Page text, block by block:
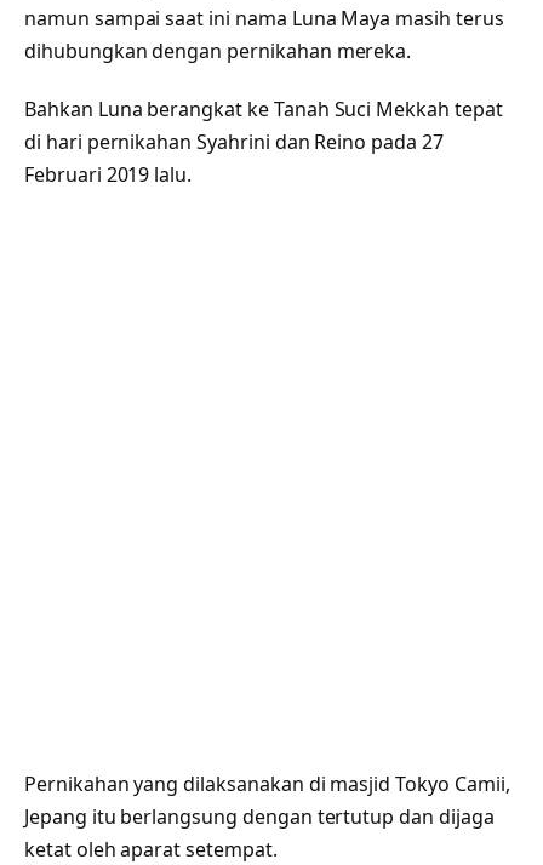
namun sampai saat ini nama Luna Maya masih terus
dihubungkan dengan pernikahan mereka.
Bahkan Luna berangkat ke Tanah Suci Mekkah tepat
di hari pernikahan Syahrini dan Reino pada 27
Februari 2019 lalu.
Pernikahan yang dilaksanakan di masjid Tokyo Camii,
Jepang itu berlangsung dengan tertutup dan dijaga
ketat oleh aparat setempat.